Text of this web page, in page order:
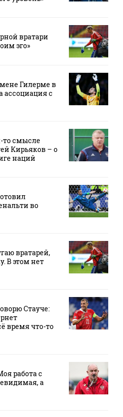
вратари
эго»
Гилерме в
ассоциация с
то смысле
Кирьяков – о
наций
во
вратарей,
В этом нет
Стауче:
время что-то
работа с
а